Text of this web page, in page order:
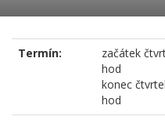
Termín: začátek
hod
konec
hod